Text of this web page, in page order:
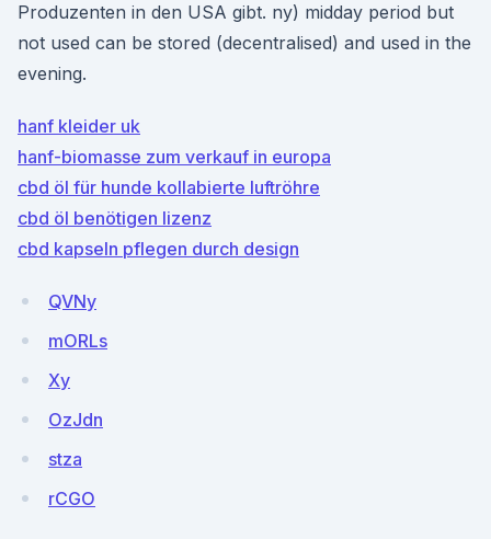
Produzenten in den USA gibt. ny) midday period but
not used can be stored (decentralised) and used in the
evening.
hanf kleider uk
hanf-biomasse zum verkauf in europa
cbd öl für hunde kollabierte luftröhre
cbd öl benötigen lizenz
cbd kapseln pflegen durch design
QVNy
mORLs
Xy
OzJdn
stza
rCGO